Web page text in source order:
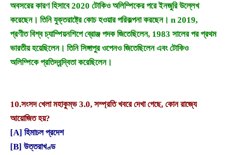
অবসরের কারণ হিসাবে 2020 টোকিও অলিম্পিকের পরে ইনজুরি উল্লেখ
করেছেন। তিনি যুক্তরাষ্ট্রে কোচ হওয়ার পরিকল্পনা করছেন। n 2019,
প্রণীত বিশ্ব চ্যাম্পিয়নশিপে ব্রোঞ্জ পদক জিতেছিলেন, 1983 সালের পর প্রথম
ভারতীয় হয়েছিলেন। তিনি সিঙ্গাপুর ওপেনও জিতেছিলেন এবং টোকিও
অলিম্পিকে প্রতিদ্বন্দ্বিতা করেছিলেন।
10.সংসদ খেলা মহাকুম্ভ 3.0, সম্প্রতি খবরে দেখা গেছে, কোন রাজ্যে
আয়োজিত হয়?
[A] হিমাচল প্রদেশ
[B] উত্তরাখণ্ড